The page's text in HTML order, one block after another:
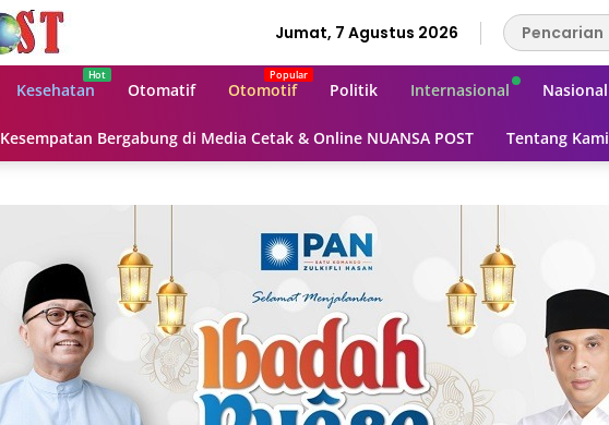
Jumat, 7 Agustus 2026
Kesehatan Otomatif Otomotif Politik Internasional Nasional
Kesempatan Bergabung di Media Cetak & Online NUANSA POST Tentang Kami